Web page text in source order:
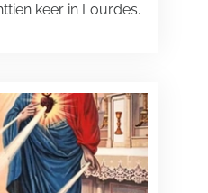
keer in Lourdes.